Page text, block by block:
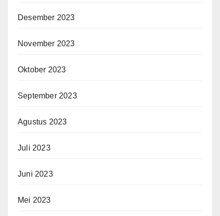
Desember 2023
November 2023
Oktober 2023
September 2023
Agustus 2023
Juli 2023
Juni 2023
Mei 2023